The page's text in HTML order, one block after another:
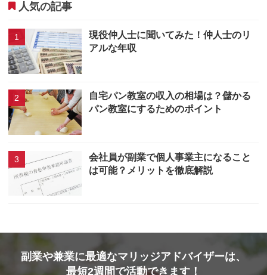
人気の記事
現役仲人士に聞いてみた！仲人士のリ
アルな年収
自宅パン教室の収入の相場は？儲かる
パン教室にするためのポイント
会社員が副業で個人事業主になること
は可能？メリットを徹底解説
副業や兼業に最適なマリッジアドバイザーは、
最短2週間で活動できます！